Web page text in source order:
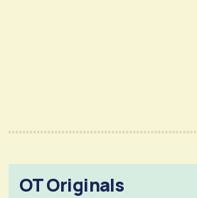
OT Originals